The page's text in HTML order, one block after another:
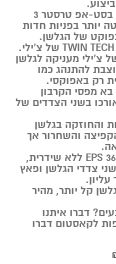
אפשר לגלוש עליו גם בסט-אפ טרסטר 3
יותר בפניות חדות
של הגלשן.
צ’ילי מעניקה לגלשן
להתנהג כמו
רק באפוקסי.
מפסי הקרבון
בשני הצדדים של
והחוזקה בגלשן
והשחרור אך
בני מגוש קצף EPS 36 gram ללא שידרית,
צדדי הגלשן ופאץ
קל יותר, מהיר
דברו איתנו
לקאסטום דברו